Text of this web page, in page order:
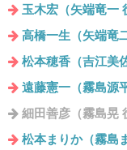
玉木宏（矢端竜一
高橋一生（矢端竜
松本穂香（吉江美
遠藤憲一（霧島源
細田善彦（霧島晃
松本まりか（霧島